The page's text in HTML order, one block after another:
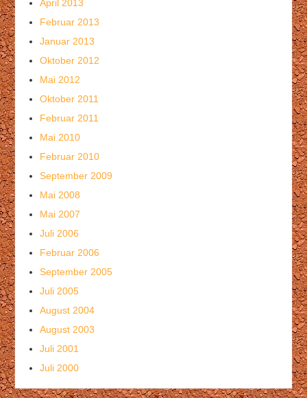
April 2013
Februar 2013
Januar 2013
Oktober 2012
Mai 2012
Oktober 2011
Februar 2011
Mai 2010
Februar 2010
September 2009
Mai 2008
Mai 2007
Juli 2006
Februar 2006
September 2005
Juli 2005
August 2004
August 2003
Juli 2001
Juli 2000